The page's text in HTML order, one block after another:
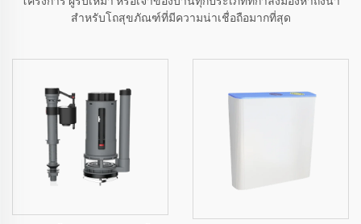
สำหรับโถสุขภัณฑ์ที่มีความน่าเชื่อถือมากที่สุด